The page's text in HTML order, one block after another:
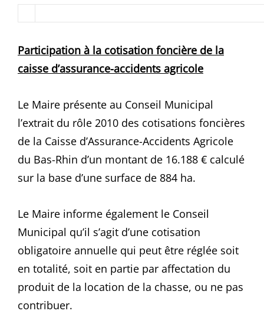
Participation à la cotisation foncière de la
caisse d’assurance-accidents agricole
Le Maire présente au Conseil Municipal
l’extrait du rôle 2010 des cotisations foncières
de la Caisse d’Assurance-Accidents Agricole
du Bas-Rhin d’un montant de 16.188 € calculé
sur la base d’une surface de 884 ha.
Le Maire informe également le Conseil
Municipal qu’il s’agit d’une cotisation
obligatoire annuelle qui peut être réglée soit
en totalité, soit en partie par affectation du
produit de la location de la chasse, ou ne pas
contribuer.